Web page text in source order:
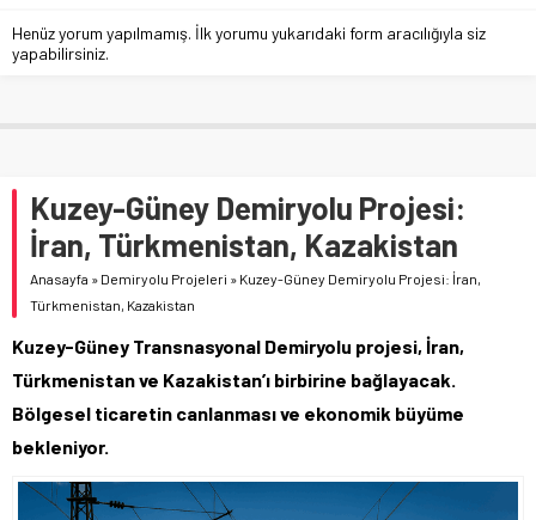
Henüz yorum yapılmamış. İlk yorumu yukarıdaki form aracılığıyla siz
yapabilirsiniz.
Kuzey-Güney Demiryolu Projesi:
İran, Türkmenistan, Kazakistan
Anasayfa » Demiryolu Projeleri » Kuzey-Güney Demiryolu Projesi: İran,
Türkmenistan, Kazakistan
Kuzey-Güney Transnasyonal Demiryolu projesi, İran,
Türkmenistan ve Kazakistan’ı birbirine bağlayacak.
Bölgesel ticaretin canlanması ve ekonomik büyüme
bekleniyor.